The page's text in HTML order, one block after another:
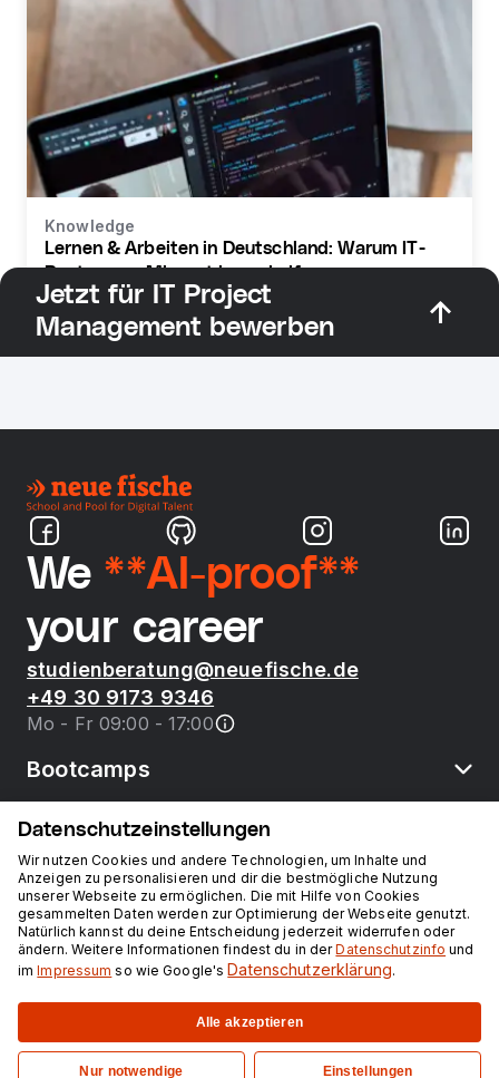
Knowledge
Lernen & Arbeiten in Deutschland: Warum IT-
Bootcamps Migrant:innen helfen
Jetzt für IT Project
Management bewerben
We **AI-proof**
your career
studienberatung@neuefische.de
+49 30 9173 9346
Mo - Fr 09:00 - 17:00
Bootcamps
neue fische
Ressourcen
Kurse
Impressum Datenschutz
Datenschutzeinstellungen
Wir nutzen Cookies und andere Technologien, um Inhalte und
Anzeigen zu personalisieren und dir die bestmögliche Nutzung
unserer Webseite zu ermöglichen. Die mit Hilfe von Cookies
gesammelten Daten werden zur Optimierung der Webseite genutzt.
Natürlich kannst du deine Entscheidung jederzeit widerrufen oder
ändern. Weitere Informationen findest du in derDatenschutzinfo und
imImpressum so wie Google's Datenschutzerklärung.
Alle akzeptieren
Nur notwendige Einstellungen